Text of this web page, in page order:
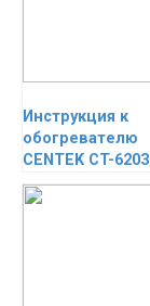
Инструкция к
обогревателю
CENTEK CT-6203